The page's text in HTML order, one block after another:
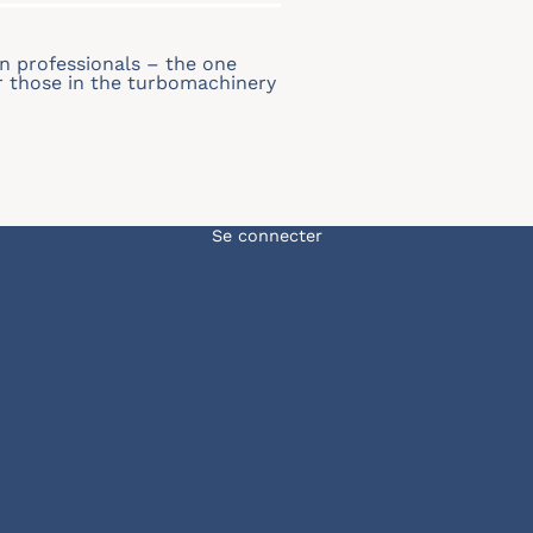
professionals – the one
those in the turbomachinery
Menu du compte de
Se connecter